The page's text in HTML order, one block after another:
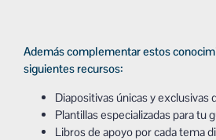
Además complementar estos
siguientes recursos:
Diapositivas únicas y exclusivas
Plantillas especializadas para tu
Libros de apoyo por cada tema